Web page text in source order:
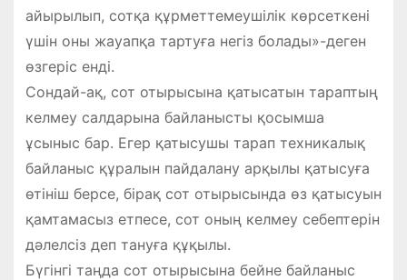
айырылып, сотқа құрметтемеушілік көрсеткені
үшін оны жауапқа тартуға негіз болады»-деген
өзгеріс енді.
Сондай-ақ, сот отырысына қатысатын тараптың
келмеу салдарына байланысты қосымша
ұсыныс бар. Егер қатысушы тарап техникалық
байланыс құралын пайдалану арқылы қатысуға
өтініш берсе, бірақ сот отырысында өз қатысуын
қамтамасыз етпесе, сот оның келмеу себептерін
дәлелсіз деп тануға құқылы.
Бүгінгі таңда сот отырысына бейне байланыс